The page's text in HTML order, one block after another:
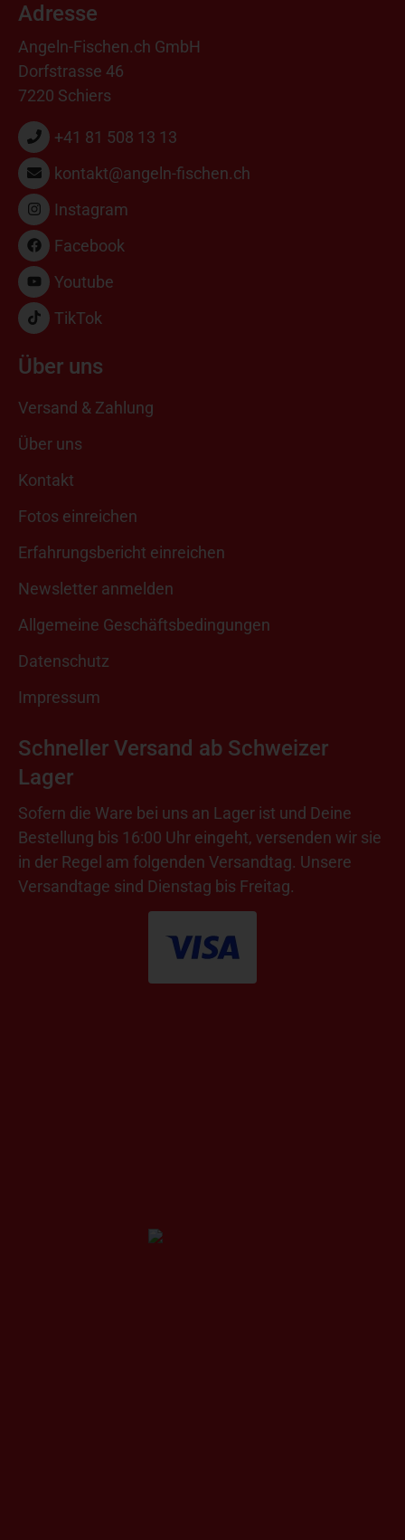
Adresse
Angeln-Fischen.ch GmbH
Dorfstrasse 46
7220 Schiers
+41 81 508 13 13
kontakt@angeln-fischen.ch
Instagram
Facebook
Youtube
TikTok
Über uns
Versand & Zahlung
Über uns
Kontakt
Fotos einreichen
Erfahrungsbericht einreichen
Newsletter anmelden
Allgemeine Geschäftsbedingungen
Datenschutz
Impressum
Schneller Versand ab Schweizer
Lager
Sofern die Ware bei uns an Lager ist und Deine
Bestellung bis 16:00 Uhr eingeht, versenden wir sie
in der Regel am folgenden Versandtag. Unsere
Versandtage sind Dienstag bis Freitag.